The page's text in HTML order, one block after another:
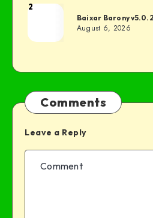
2
Baixar Barony
August 6, 2026
Comments
Leave a Reply